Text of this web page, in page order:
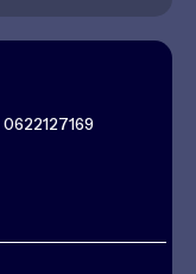
0622127169